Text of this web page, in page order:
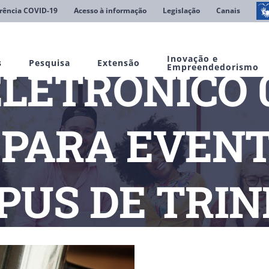
COVID-19 Acesso à informação Legislação Canais
Pesquisa Extensão Inovação e
Empreendedorismo
DE